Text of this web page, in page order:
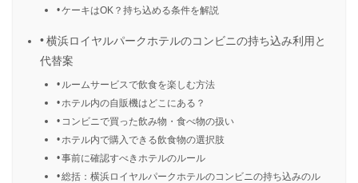
ケーキはOK？持ち込める条件を解説
横浜ロイヤルパークホテルのコンビニの持ち込み利用と
代替案
ルームサービスで飲食を楽しむ方法
ホテル内の自販機はどこにある？
コンビニで買った飲み物・食べ物の扱い
ホテル内で購入できる飲食物の選択肢
事前に確認すべきホテルのルール
総括：横浜ロイヤルパークホテルのコンビニの持ち込みのル